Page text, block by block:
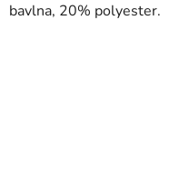
bavlna, 20% polyester.